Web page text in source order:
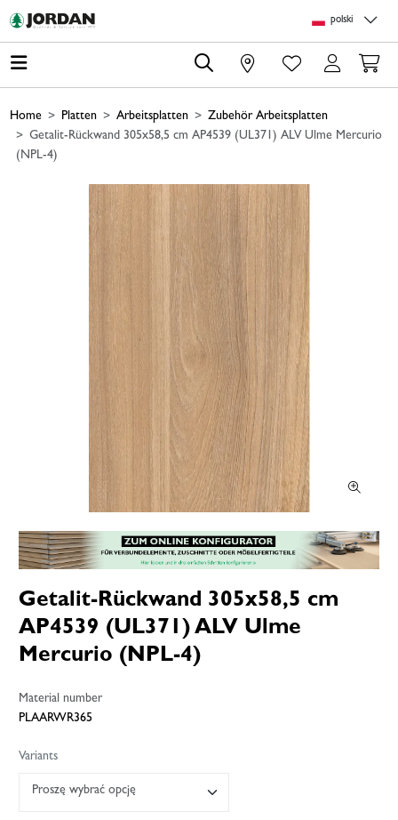
polski
0
Home Platten Arbeitsplatten
Zubehör Arbeitsplatten
Getalit-Rückwand 305x58,5 cm AP4539 (UL371) ALV Ulme Mercurio
(NPL-4)
Getalit-Rückwand 305x58,5 cm
AP4539 (UL371) ALV Ulme
Mercurio (NPL-4)
Material number
PLAARWR365
Variants
Proszę wybrać opcję